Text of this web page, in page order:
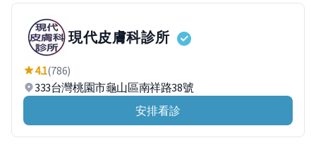
現代皮膚科診所
4.1(786)
333台灣桃園市龜山區南祥路38號
安排看診